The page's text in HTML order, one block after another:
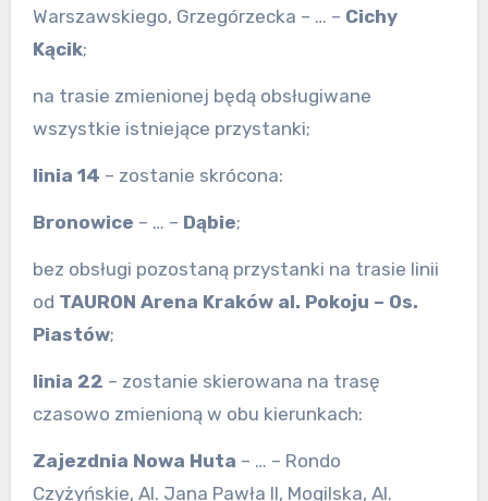
Warszawskiego, Grzegórzecka – … – Cichy
Kącik;
na trasie zmienionej będą obsługiwane
wszystkie istniejące przystanki;
linia 14 – zostanie skrócona:
Bronowice – … – Dąbie;
bez obsługi pozostaną przystanki na trasie linii
od TAURON Arena Kraków al. Pokoju – Os.
Piastów;
linia 22 – zostanie skierowana na trasę
czasowo zmienioną w obu kierunkach:
Zajezdnia Nowa Huta – … – Rondo
Czyżyńskie, Al. Jana Pawła II, Mogilska, Al.